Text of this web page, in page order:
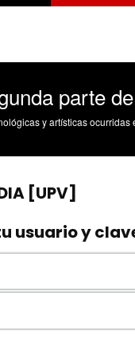
de la
ocurridas en los tres